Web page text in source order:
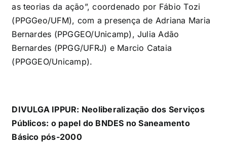
as teorias da ação”, coordenado por Fábio Tozi
(PPGGeo/UFM), com a presença de Adriana Maria
Bernardes (PPGGEO/Unicamp), Julia Adão
Bernardes (PPGG/UFRJ) e Marcio Cataia
(PPGGEO/Unicamp).
DIVULGA IPPUR: Neoliberalização dos Serviços
Públicos: o papel do BNDES no Saneamento
Básico pós-2000